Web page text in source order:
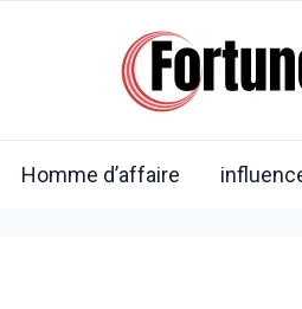
Homme d’affaire